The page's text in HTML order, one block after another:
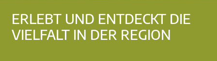
ERLEBT UND ENTDECKT DIE
VIELFALT IN DER REGION